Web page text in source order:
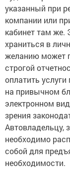
указанный при
компании или
кабинет там же.
храниться в
желанию может
строгой
оплатить
на привычном
электронном
зрения
Автовладельцу,
необходимо
собой для
необходимости.